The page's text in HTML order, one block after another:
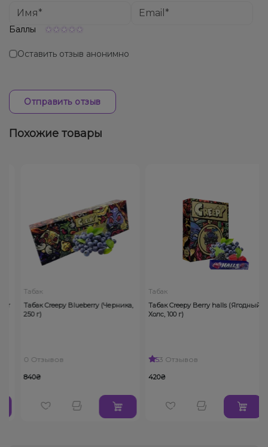
Баллы
Оставить отзыв анонимно
Отправить отзыв
Похожие товары
Табак
Табак Creepy Blueberry (Черника,
250 г)
0 Отзывов
840₴
Табак
Табак Creepy Berry halls (Ягодный
Холс, 100 г)
53 Отзывов
420₴